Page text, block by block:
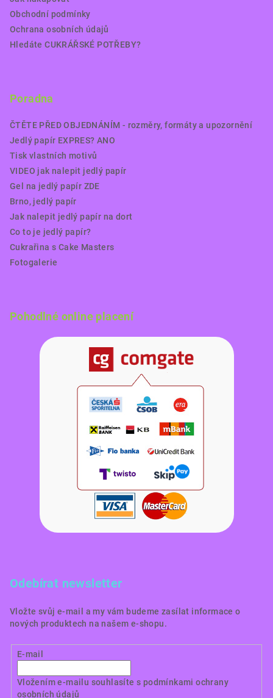
Obchodní podmínky
Ochrana osobních údajů
Hledáte CUKRÁŘSKÉ POTŘEBY?
Poradna
ČTĚTE PŘED OBJEDNÁNÍM - rozměry, formáty a upozornění
Jedlý papír EXPRES? ANO
Tisk vlastních motivů
VIDEO jak nalepit jedlý papír
Gel na jedlý papír ZDE
Brno, jedlý papír
Jak nalepit jedlý papír na dort
Co to je jedlý papír?
Cukrařina s Cake Masters
Fotogalerie
Pohodlné online placení
Odebírat newsletter
Vložte svůj e-mail a my vám budeme zasílat informace o
nových produktech na našem e-shopu.
E-mail
Vložením e-mailu souhlasíte s podmínkami ochrany
osobních údajů